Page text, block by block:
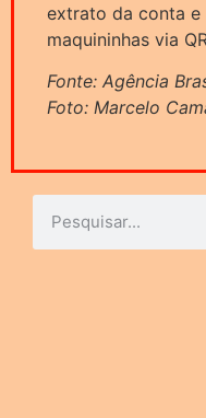
extrato da conta e
maquininhas via
Fonte: Agência
Foto: Marcelo